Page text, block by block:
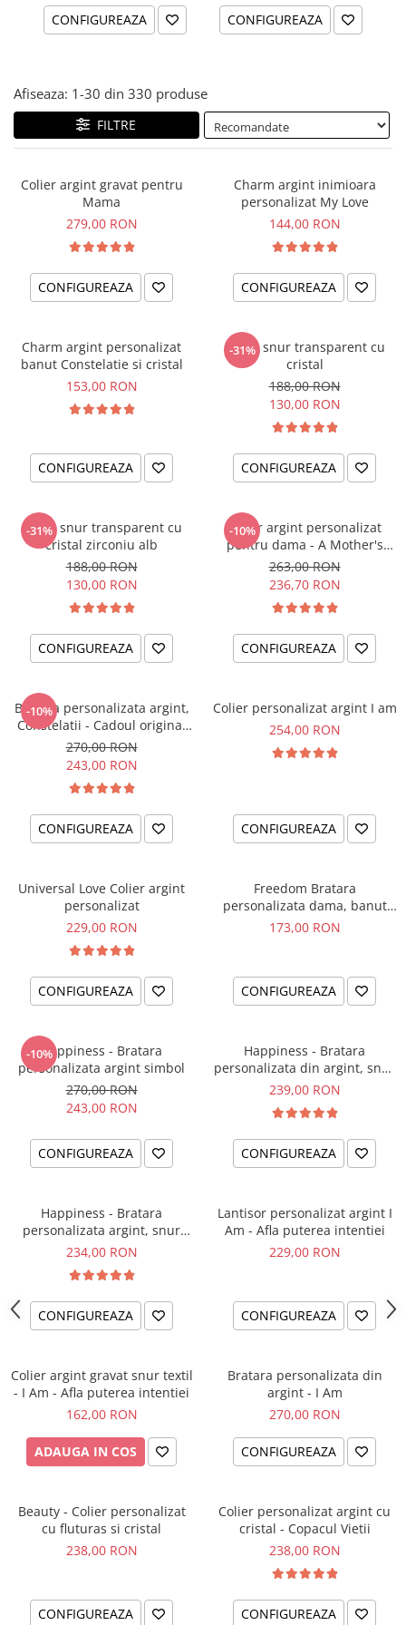
CONFIGUREAZA CONFIGUREAZA
Afiseaza: 1-30 din 330 produse
FILTRE
Colier argint gravat pentru
Mama
279,00 RON
CONFIGUREAZA
Charm argint inimioara
personalizat My Love
144,00 RON
CONFIGUREAZA
Charm argint personalizat
banut Constelatie si cristal
153,00 RON
CONFIGUREAZA
-31%
Colier snur transparent cu
cristal
188,00 RON
130,00 RON
CONFIGUREAZA
-31%
Colier snur transparent cu
cristal zirconiu alb
188,00 RON
130,00 RON
CONFIGUREAZA
-10%
Colier argint personalizat
pentru dama - A Mother's
Love
263,00 RON
236,70 RON
CONFIGUREAZA
-10%
Bratara personalizata argint,
Constelatii - Cadoul original
pentru sora sau prietena ta
270,00 RON
243,00 RON
CONFIGUREAZA
Colier personalizat argint I am
254,00 RON
CONFIGUREAZA
Universal Love Colier argint
personalizat
229,00 RON
CONFIGUREAZA
Freedom Bratara
personalizata dama, banut
argint, snur reglabil
173,00 RON
CONFIGUREAZA
-10%Happiness - Bratara
personalizata argint simbol
270,00 RON
243,00 RON
CONFIGUREAZA
Happiness - Bratara
personalizata din argint, snur
dublu piele, simbol
239,00 RON
CONFIGUREAZA
Happiness - Bratara
personalizata argint, snur
impletit piele simbol
234,00 RON
CONFIGUREAZA
Lantisor personalizat argint I
Am - Afla puterea intentiei
229,00 RON
CONFIGUREAZA
Colier argint gravat snur textil
- I Am - Afla puterea intentiei
162,00 RON
ADAUGA IN COS
Bratara personalizata din
argint - I Am
270,00 RON
CONFIGUREAZA
Beauty - Colier personalizat
cu fluturas si cristal
238,00 RON
CONFIGUREAZA
Colier personalizat argint cu
cristal - Copacul Vietii
238,00 RON
CONFIGUREAZA